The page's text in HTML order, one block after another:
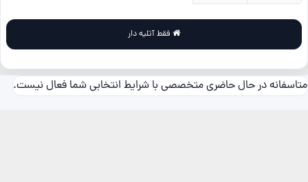
متاسفانه در حال حاضری متخصصی با شرایط انتخابی شما فعال نیست.